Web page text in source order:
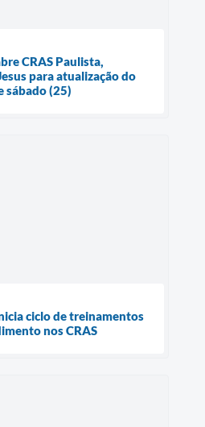
CRAS Paulista,
para atualização do
sábado (25)
ciclo de treinamentos
nos CRAS